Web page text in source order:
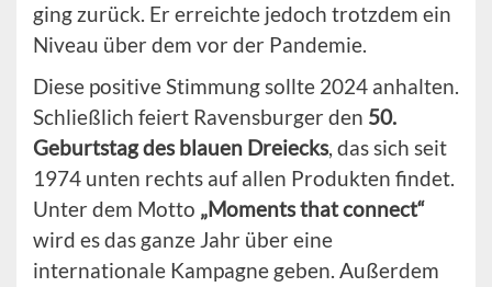
ging zurück. Er erreichte jedoch trotzdem ein
Niveau über dem vor der Pandemie.
Diese positive Stimmung sollte 2024 anhalten.
Schließlich feiert Ravensburger den 50.
Geburtstag des blauen Dreiecks, das sich seit
1974 unten rechts auf allen Produkten findet.
Unter dem Motto „Moments that connect“
wird es das ganze Jahr über eine
internationale Kampagne geben. Außerdem